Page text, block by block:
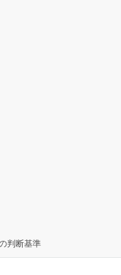
判断基準